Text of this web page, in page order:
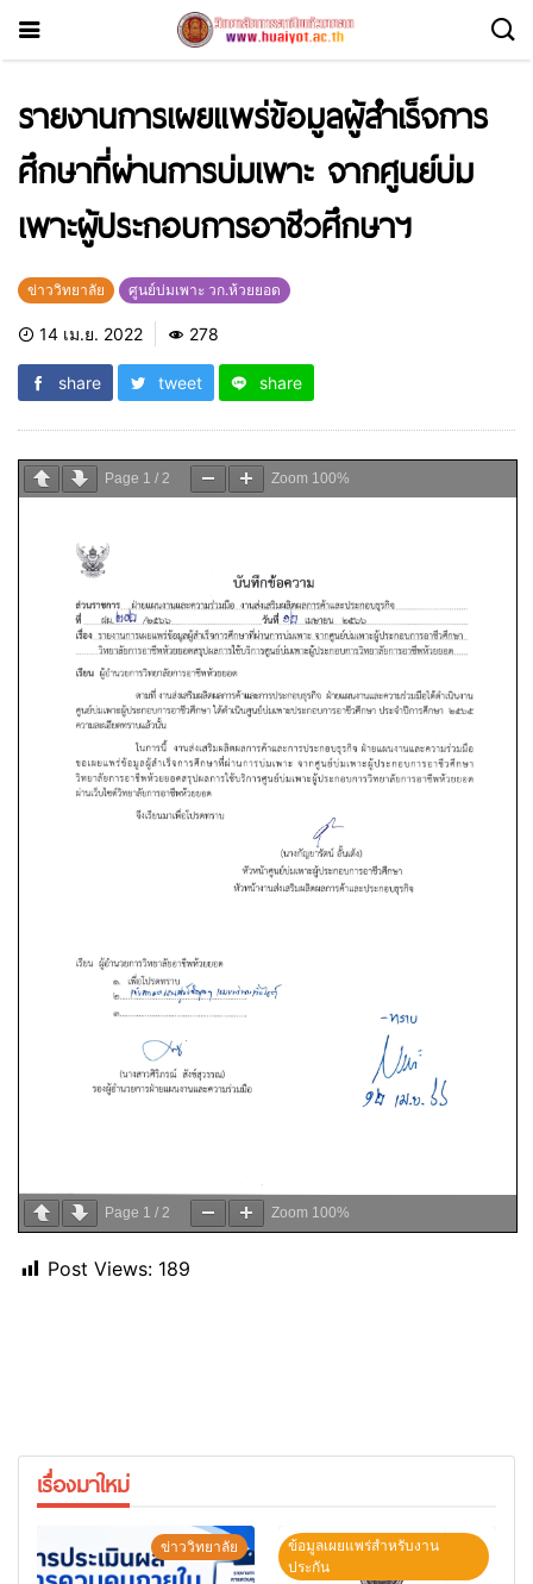
รายงานการเผยแพร่ข้อมูลผู้สำเร็จการ
ศึกษาที่ผ่านการบ่มเพาะ จากศูนย์บ่ม
เพาะผู้ประกอบการอาชีวศึกษาฯ
ข่าววิทยาลัย ศูนย์บ่มเพาะ วก.ห้วยยอด
14 เม.ย. 2022 278
share tweet share
Page 1 / 2 Zoom 100%
Page 1 / 2 Zoom 100%
Post Views: 189
เรื่องมาใหม่
ข่าววิทยาลัย
ข้อมูลเผยแพร่สำหรับงาน
ประกัน